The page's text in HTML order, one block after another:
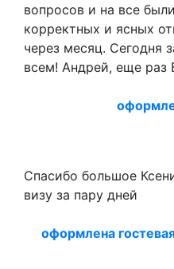
вопросов и на все
корректных и ясных
через месяц. Сегодня
всем! Андрей, еще раз
Спасибо большое
визу за пару дней
оформлена